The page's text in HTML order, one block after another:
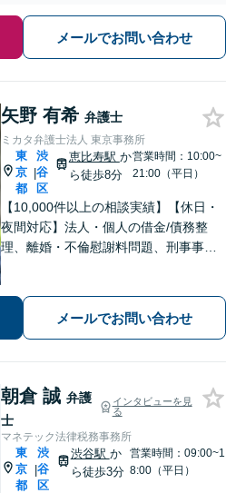
メールでお問い合わせ
矢野 有希 弁護士
ミカタ弁護士法人 東京事務所
東
京
都
|
渋
谷
区
恵比寿駅 か
ら徒歩8分
営業時間：10:00~
21:00（平日）
【10,000件以上の相談実績】【休日・
夜間対応】法人・個人の借金/債務整
理、離婚・不倫慰謝料問題、刑事事
応いたします。
メールでお問い合わせ
朝倉 誠 弁護
士
インタビューを見
る
マネテック法律税務事務所
東
京
都
|
渋
谷
区
渋谷駅 か
ら徒歩3分
営業時間：09:00~1
8:00（平日）